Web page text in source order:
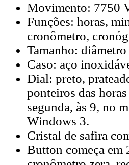
Movimento: 7750
Funções: horas,
cronômetro,
Tamanho:
Caso: aço
Dial: preto,
ponteiros das
segunda, às 9, no
Windows 3.
Cristal de safira
Button começa em